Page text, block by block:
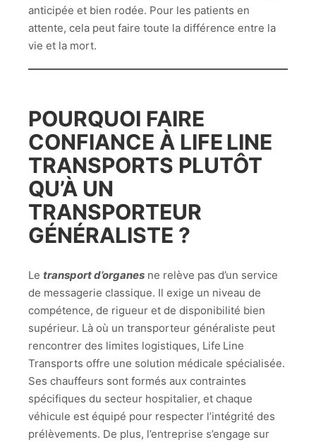
anticipée et bien rodée. Pour les patients en
attente, cela peut faire toute la différence entre la
vie et la mort.
POURQUOI FAIRE
CONFIANCE À LIFE LINE
TRANSPORTS PLUTÔT
QU’À UN
TRANSPORTEUR
GÉNÉRALISTE ?
Le transport d’organes ne relève pas d’un service
de messagerie classique. Il exige un niveau de
compétence, de rigueur et de disponibilité bien
supérieur. Là où un transporteur généraliste peut
rencontrer des limites logistiques, Life Line
Transports offre une solution médicale spécialisée.
Ses chauffeurs sont formés aux contraintes
spécifiques du secteur hospitalier, et chaque
véhicule est équipé pour respecter l’intégrité des
prélèvements. De plus, l’entreprise s’engage sur